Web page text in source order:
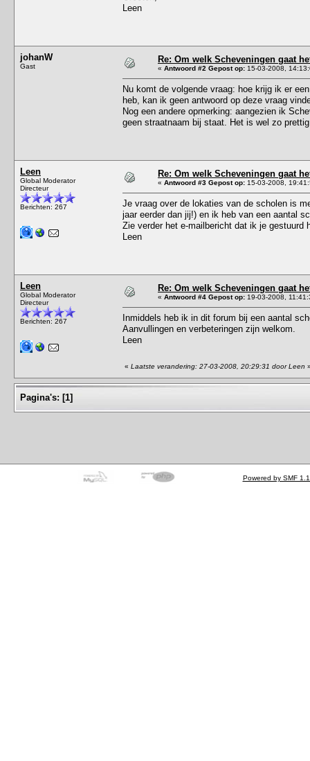
Leen
johanW
Gast
Re: Om welk Scheveningen gaat
« Antwoord #2 Gepost op: 15-03-2008,
Nu komt de volgende vraag: hoe krijg ik er
heb, kan ik geen antwoord op deze vraag
Nog een andere opmerking: aangezien ik
geen straatnaam bij staat. Het is wel zo
Leen
Global Moderator
Directeur
Berichten: 267
Re: Om welk Scheveningen gaat
« Antwoord #3 Gepost op: 15-03-2008,
Je vraag over de lokaties van de scholen is
jaar eerder dan jij!) en ik heb van een aantal
Zie verder het e-mailbericht dat ik je gestuurd
Leen
Leen
Global Moderator
Directeur
Berichten: 267
Re: Om welk Scheveningen gaat
« Antwoord #4 Gepost op: 19-03-2008,
Inmiddels heb ik in dit forum bij een aantal
Aanvullingen en verbeteringen zijn welkom.
Leen
« Laatste verandering: 27-03-2008, 20:29:31 door Leen
Pagina's: [1]
Powered by SMF